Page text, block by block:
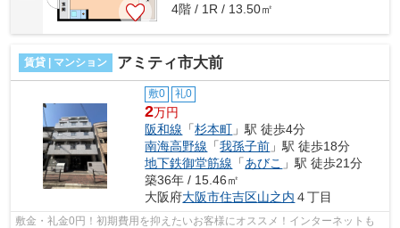
4階 / 1R / 13.50㎡
賃貸 | マンション アミティ市大前
敷0 礼0
2万円
阪和線 「杉本町 」駅 徒歩4分
南海高野線 「我孫子前 」駅 徒歩18分
地下鉄御堂筋線 「あびこ 」駅 徒歩21分
築36年 / 15.46㎡
大阪府大阪市住吉区山之内 ４丁目
敷金・礼金0円！初期費用を抑えたいお客様にオススメ！インターネットも